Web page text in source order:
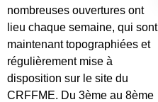
nombreuses ouvertures ont
lieu chaque semaine, qui sont
maintenant topographiées et
régulièrement mise à
disposition sur le site du
CRFFME. Du 3ème au 8ème